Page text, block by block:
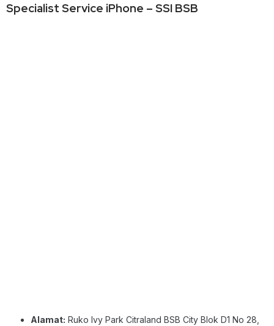
Specialist Service iPhone – SSI BSB
Alamat: Ruko Ivy Park Citraland BSB City Blok D1 No 28,